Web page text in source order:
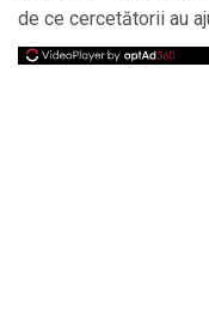
de ce cercetătorii au